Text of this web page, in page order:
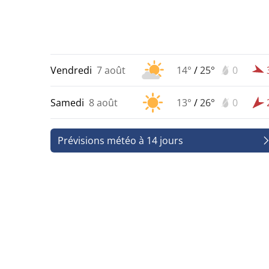
Vendredi 7 août 14° /25° 0
Samedi 8 août 13° /26° 0
Prévisions météo à 14 jours